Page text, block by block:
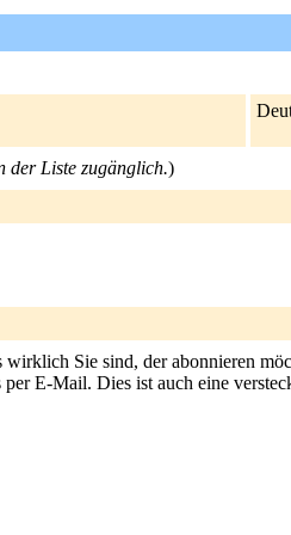
der Liste zugänglich.)
Sie sind, der abonnieren
E-Mail. Dies ist auch eine